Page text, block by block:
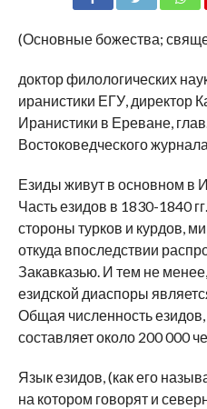
(Основные божества;
доктор филологических
иранистики ЕГУ, директор
Иранистики в Ереване,
Востоковедческого
Езиды живут в основном в
Часть езидов в 1830-1840
стороны турков и курдов,
откуда впоследствии
Закавказью. И тем не
езидской диаспоры
Общая численность
составляет около 200 000
Язык езидов, (как его
на котором говорят и